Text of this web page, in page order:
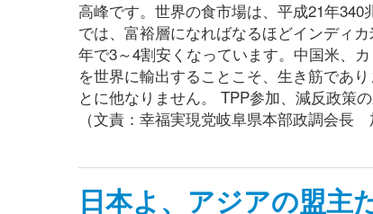
高峰です。世界の食市場は、平成21年
では、富裕層になればなるほどインディ
年で3～4割安くなっています。中国米、
を世界に輸出することこそ、生き筋であ
とに他なりません。 TPP参加、減反政策
（文責：幸福実現党岐阜県本部政調会長
日本よ、アジアの盟